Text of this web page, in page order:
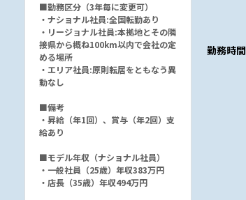
■勤務区分（3年毎に変更可）
・ナショナル社員:全国転勤あり
・リージョナル社員:本拠地とその隣
接県から概ね100km以内で会社の定
める場所
・エリア社員:原則転居をともなう異
動なし
■備考
・昇給（年1回）、賞与（年2回）支
給あり
■モデル年収（ナショナル社員）
・一般社員（25歳）年収383万円
・店長（35歳）年収494万円
勤務時間